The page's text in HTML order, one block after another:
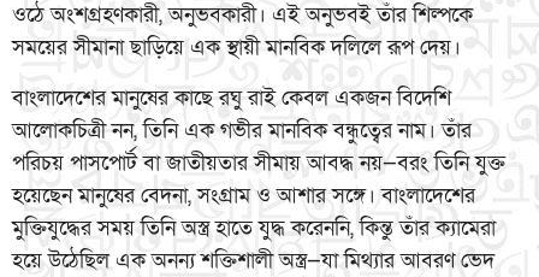
ওঠে অংশগ্রহণকারী, অনুভবকারী। এই অনুভবই তাঁর শিল্পকে
সময়ের সীমানা ছাড়িয়ে এক স্থায়ী মানবিক দলিলে রূপ দেয়।
বাংলাদেশের মানুষের কাছে রঘু রাই কেবল একজন বিদেশি
আলোকচিত্রী নন, তিনি এক গভীর মানবিক বন্ধুত্বের নাম। তাঁর
পরিচয় পাসপোর্ট বা জাতীয়তার সীমায় আবদ্ধ নয়—বরং তিনি যুক্ত
হয়েছেন মানুষের বেদনা, সংগ্রাম ও আশার সঙ্গে। বাংলাদেশের
মুক্তিযুদ্ধের সময় তিনি অস্ত্র হাতে যুদ্ধ করেননি, কিন্তু তাঁর ক্যামেরা
হয়ে উঠেছিল এক অনন্য শক্তিশালী অস্ত্র—যা মিথ্যার আবরণ ভেদ